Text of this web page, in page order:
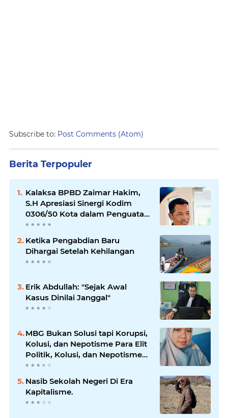
Subscribe to: Post Comments (Atom)
Berita Terpopuler
Kalaksa BPBD Zaimar Hakim,
S.H Apresiasi Sinergi Kodim
0306/50 Kota dalam Penguatan
Mitigasi dan Penanganan
Bencana
Ketika Pengabdian Baru
Dihargai Setelah Kehilangan
Erik Abdullah: "Sejak Awal
Kasus Dinilai Janggal"
MBG Bukan Solusi tapi Korupsi,
Kolusi, dan Nepotisme Para Elit
Politik, Kolusi, dan Nepotisme
Para Elit Politik
Nasib Sekolah Negeri Di Era
Kapitalisme.